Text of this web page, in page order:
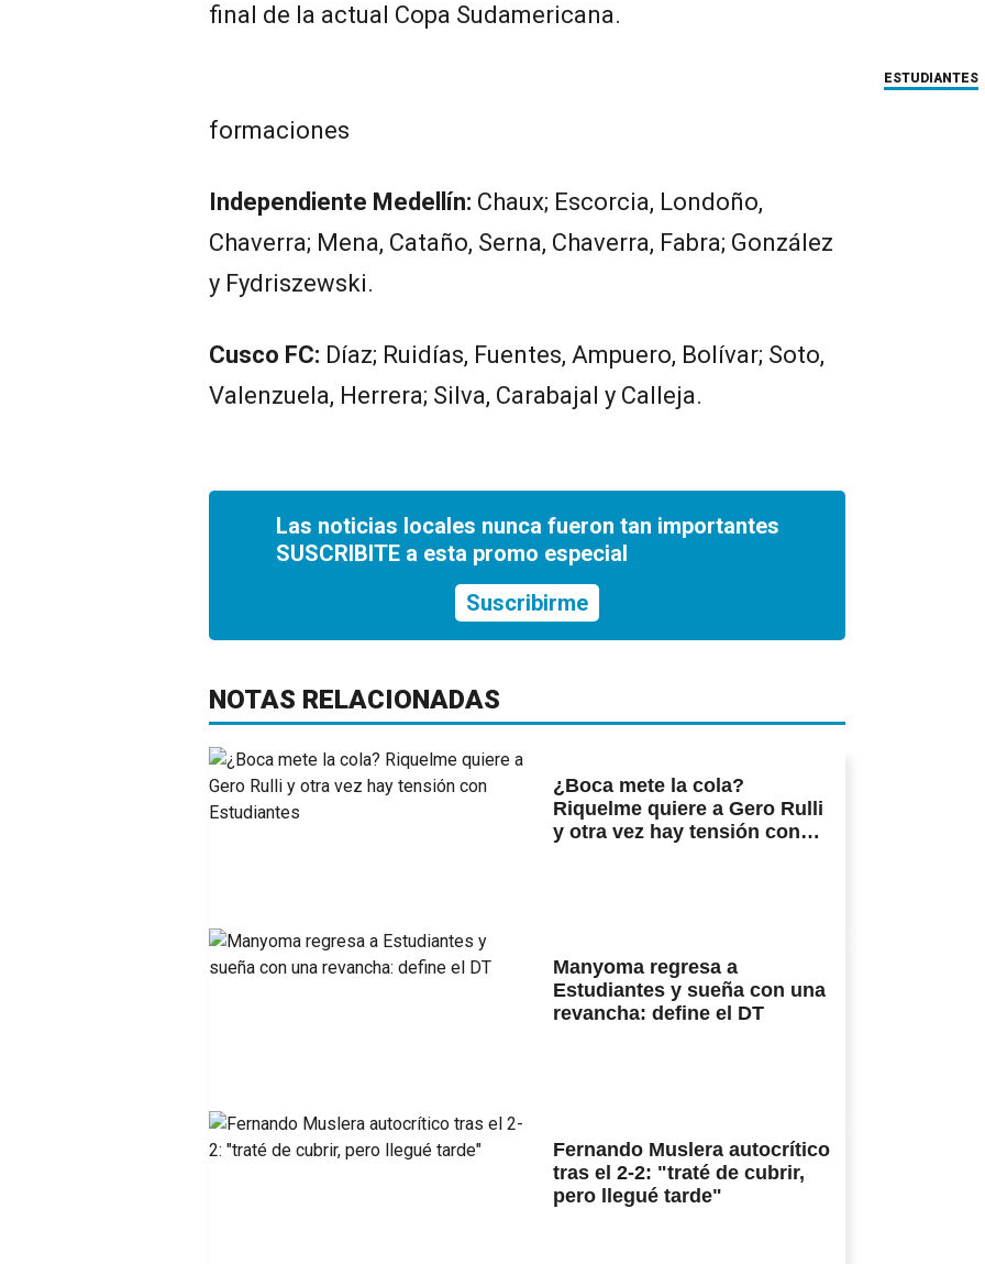
final de la actual Copa Sudamericana.
formaciones
Independiente Medellín: Chaux; Escorcia, Londoño,
Chaverra; Mena, Cataño, Serna, Chaverra, Fabra; González
y Fydriszewski.
Cusco FC: Díaz; Ruidías, Fuentes, Ampuero, Bolívar; Soto,
Valenzuela, Herrera; Silva, Carabajal y Calleja.
Las noticias locales nunca fueron tan importantes
SUSCRIBITE a esta promo especial
Suscribirme
NOTAS RELACIONADAS
¿Boca mete la cola?
Riquelme quiere a Gero Rulli
y otra vez hay tensión con
Manyoma regresa a
Estudiantes y sueña con una
revancha: define el DT
Fernando Muslera autocrítico
tras el 2-2: "traté de cubrir,
pero llegué tarde"
ESTUDIANTES